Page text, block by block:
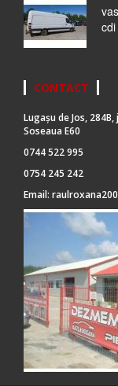
cdi
CONTACT
Lugașu de Jos,
Soseaua E60
0744 522 995
0754 245 242
Email: